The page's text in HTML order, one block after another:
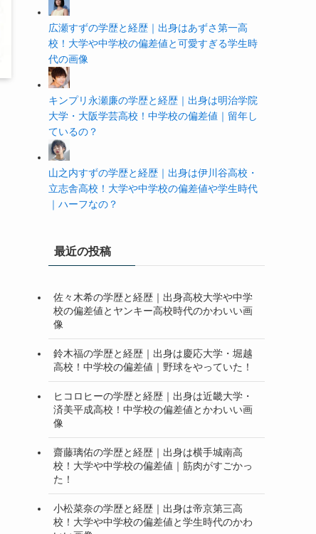
広瀬すずの学歴と経歴｜出身はあずさ第一高
校！大学や中学校の偏差値と可愛すぎる学生時
代の画像
キンプリ永瀬廉の学歴と経歴｜出身は明治学院
大学・大阪学芸高校！中学校の偏差値｜留年し
ているの？
山之内すずの学歴と経歴｜出身は伊川谷高校・
立志舎高校！大学や中学校の偏差値や学生時代
｜ハーフなの？
最近の投稿
佐々木希の学歴と経歴｜出身高校大学や中学
校の偏差値とヤンキー高校時代のかわいい画
像
鈴木福の学歴と経歴｜出身は慶応大学・堀越
高校！中学校の偏差値｜野球をやっていた！
ヒコロヒーの学歴と経歴｜出身は近畿大学・
済美平成高校！中学校の偏差値とかわいい画
像
齋藤璃佑の学歴と経歴｜出身は横手城南高
校！大学や中学校の偏差値｜筋肉がすごかっ
た！
小松菜奈の学歴と経歴｜出身は帝京第三高
校！大学や中学校の偏差値と学生時代のかわ